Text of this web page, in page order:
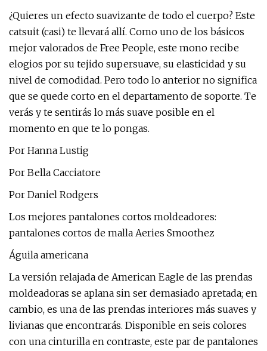
¿Quieres un efecto suavizante de todo el cuerpo? Este
catsuit (casi) te llevará allí. Como uno de los básicos
mejor valorados de Free People, este mono recibe
elogios por su tejido supersuave, su elasticidad y su
nivel de comodidad. Pero todo lo anterior no significa
que se quede corto en el departamento de soporte. Te
verás y te sentirás lo más suave posible en el
momento en que te lo pongas.
Por Hanna Lustig
Por Bella Cacciatore
Por Daniel Rodgers
Los mejores pantalones cortos moldeadores:
pantalones cortos de malla Aeries Smoothez
Águila americana
La versión relajada de American Eagle de las prendas
moldeadoras se aplana sin ser demasiado apretada; en
cambio, es una de las prendas interiores más suaves y
livianas que encontrarás. Disponible en seis colores
con una cinturilla en contraste, este par de pantalones